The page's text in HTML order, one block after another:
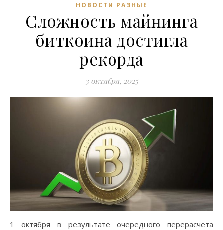
НОВОСТИ РАЗНЫЕ
Сложность майнинга
биткоина достигла
рекорда
3 октября, 2025
1 октября в результате очередного перерасчета